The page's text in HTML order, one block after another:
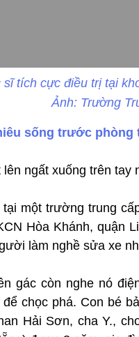
sĩ tích cực điều trị tại
Ảnh: Trường
sống trước phòng
ngất xuống trên tay
một trường trung
Hòa Khánh, quận
làm nghề sửa xe
gác còn nghe nó
chọc phá. Con bé
Hải Sơn, cha Y.,